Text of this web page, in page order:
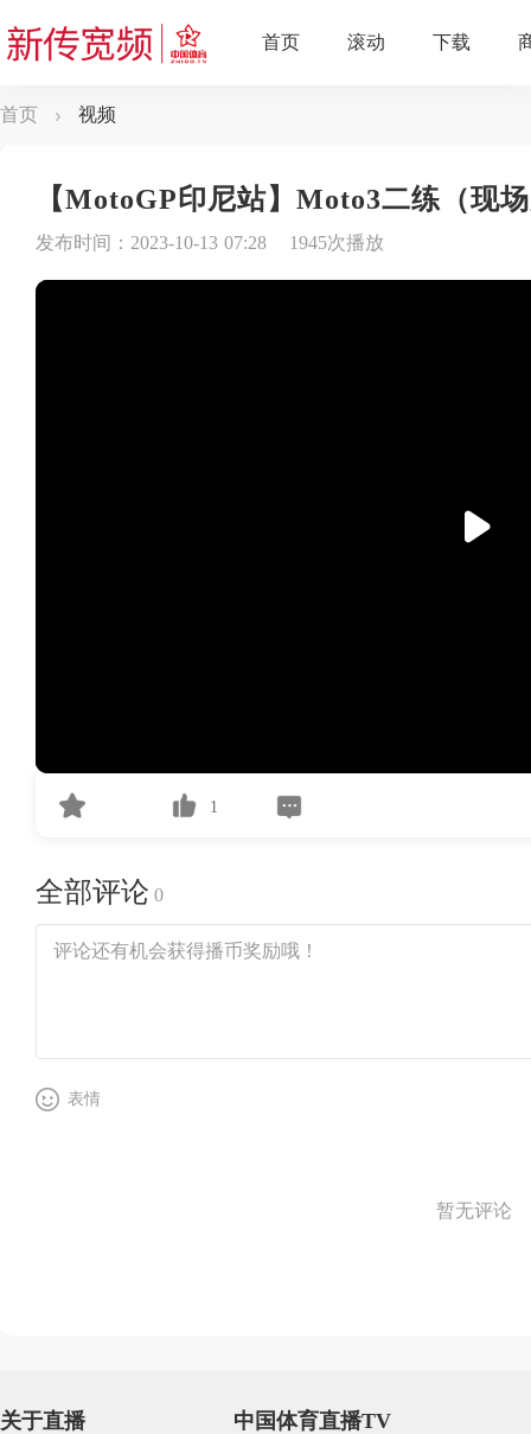
首页 视频
【MotoGP印尼站】Moto3二练（现
发布时间：2023-10-13 07:28 1945次播放
1
全部评论 0
表情
暂无评论
关于直播 中国体育直播TV